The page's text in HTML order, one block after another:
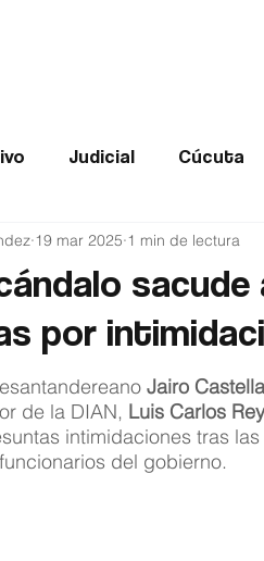
Judicial Cúcuta
de impacto
Salud
sacude
por
19 mar 2025 1 min de lectura
de 5 estrellas.
Jairo
de la DIAN, Luis Carlos
intimidaciones tras
del gobierno.